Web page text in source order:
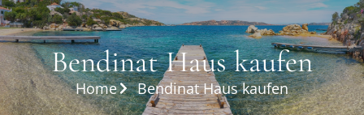
Bendinat Haus kaufen
Home Bendinat Haus kaufen